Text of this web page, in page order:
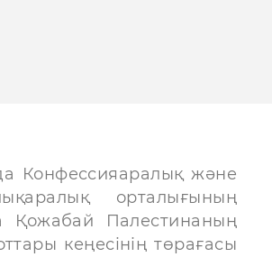
Конфессияаралық және
орталығының
Қожабай Палестинаның
кеңесінің төрағасы